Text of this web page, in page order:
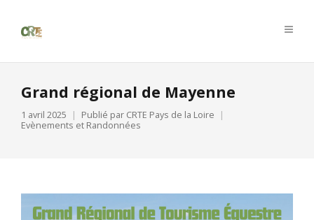
Grand régional de Mayenne
1 avril 2025 Publié par CRTE Pays de la Loire
Evènements et Randonnées